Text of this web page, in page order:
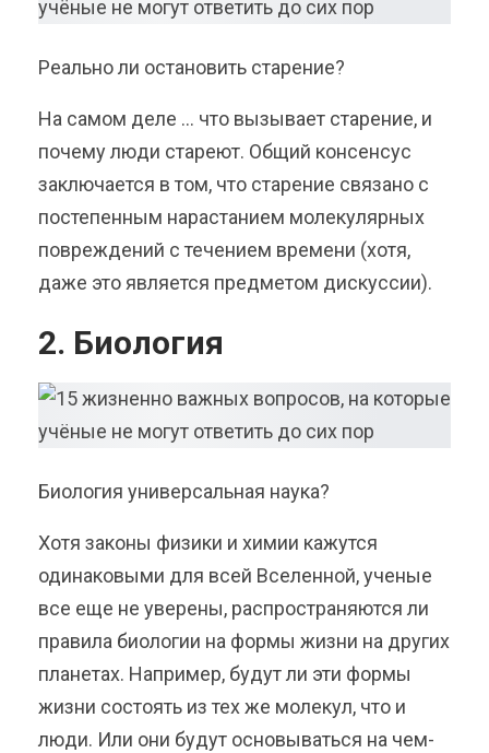
Реально ли остановить старение?
На самом деле … что вызывает старение, и
почему люди стареют. Общий консенсус
заключается в том, что старение связано с
постепенным нарастанием молекулярных
повреждений с течением времени (хотя,
даже это является предметом дискуссии).
2. Биология
Биология универсальная наука?
Хотя законы физики и химии кажутся
одинаковыми для всей Вселенной, ученые
все еще не уверены, распространяются ли
правила биологии на формы жизни на других
планетах. Например, будут ли эти формы
жизни состоять из тех же молекул, что и
люди. Или они будут основываться на чем-